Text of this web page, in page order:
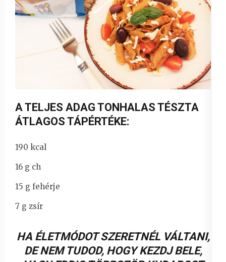
A TELJES ADAG TONHALAS TÉSZTA
ÁTLAGOS TÁPÉRTÉKE:
190 kcal
16 g ch
15 g fehérje
7 g zsír
HA ÉLETMÓDOT SZERETNÉL VÁLTANI,
DE NEM TUDOD, HOGY KEZDJ BELE,